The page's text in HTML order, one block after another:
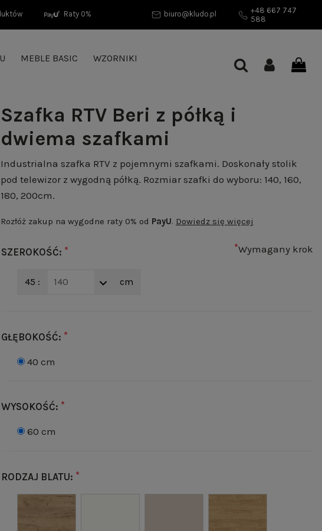
Raty 0% biuro@kludo.pl
+48 667 747
588
MEBLE BASIC
WZORNIKI
Szafka RTV Beri z półką i
dwiema szafkami
Industrialna szafka RTV z pojemnymi szafkami. Doskonały stolik
pod telewizor z wygodną półką. Rozmiar szafki do wyboru: 140, 160,
180, 200cm.
Rozłóż zakup na wygodne raty 0% od PayU. Dowiedz się więcej
*Wymagany krok
SZEROKOŚĆ: *
45 : 140 cm
GŁĘBOKOŚĆ: *
40 cm
WYSOKOŚĆ: *
60 cm
RODZAJ BLATU: *